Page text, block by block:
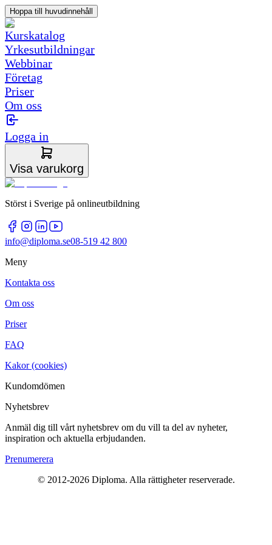
Hoppa till huvudinnehåll
Kurskatalog
Yrkesutbildningar
Webbinar
Företag
Priser
Om oss
Logga in
Visa varukorg
Störst i Sverige på onlineutbildning
info@diploma.se08-519 42 800
Meny
Kontakta oss
Om oss
Priser
FAQ
Kakor (cookies)
Kundomdömen
Nyhetsbrev
Anmäl dig till vårt nyhetsbrev om du vill ta del av nyheter,
inspiration och aktuella erbjudanden.
Prenumerera
© 2012-2026 Diploma. Alla rättigheter reserverade.